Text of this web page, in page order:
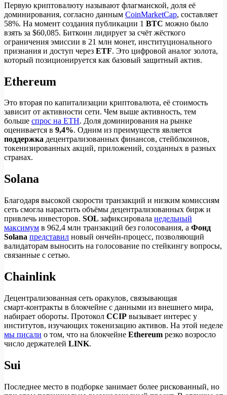
Первую криптовалюту называют флагманской, доля её
доминирования, согласно данным CoinMarketCap, составляет
58%. На момент создания публикации 1 BTC можно было
взять за $60,085. Биткоин лидирует за счёт жёсткого
ограничения эмиссии в 21 млн монет, институционального
признания и доступ через ETF. Это цифровой аналог золота,
который позиционируется как базовый защитный актив.
Ethereum
Это вторая по капитализации криптовалюта, её стоимость
зависит от активности сети. Чем выше активность, тем
больше спрос на ETH. Доля доминирования на рынке
оценивается в 9,4%. Одним из преимуществ является
поддержка децентрализованных финансов, стейблкоинов,
токенизированных акций, приложений, созданных в разных
странах.
Solana
Благодаря высокой скорости транзакций и низким комиссиям
сеть смогла нарастить объёмы децентрализованных бирж и
привлечь инвесторов. SOL зафиксировала недельный
максимум в 962,4 млн транзакций без голосования, а Фонд
Solana представил новый ончейн-процесс, позволяющий
валидаторам выносить на голосование по стейкингу вопросы,
связанные с сетью.
Chainlink
Децентрализованная сеть оракулов, связывающая
смарт‑контракты в блокчейне с данными из внешнего мира,
набирает обороты. Протокол CCIP вызывает интерес у
институтов, изучающих токенизацию активов. На этой неделе
мы писали о том, что на блокчейне Ethereum резко возросло
число держателей LINK.
Sui
Последнее место в подборке занимает более рискованный, но